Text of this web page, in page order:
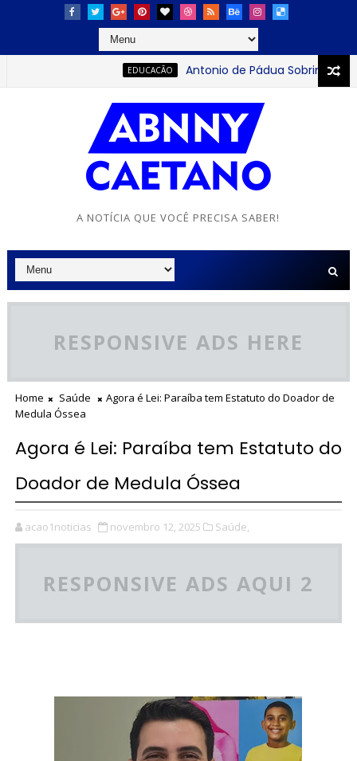
EDUCACÃO Antonio de Pádua Sobrinho: o
A NOTÍCIA QUE VOCÊ PRECISA SABER!
RESPONSIVE ADS HERE
Home Saúde
Agora é Lei: Paraíba tem Estatuto do Doador de
Medula Óssea
Agora é Lei: Paraíba tem Estatuto do
Doador de Medula Óssea
acao1noticias novembro 12, 2025 Saúde,
RESPONSIVE ADS AQUI 2